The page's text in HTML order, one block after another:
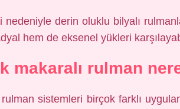
nedeniyle derin oluklu bilyalı
hem de eksenel yükleri
makaralı rulman
sistemleri birçok farklı